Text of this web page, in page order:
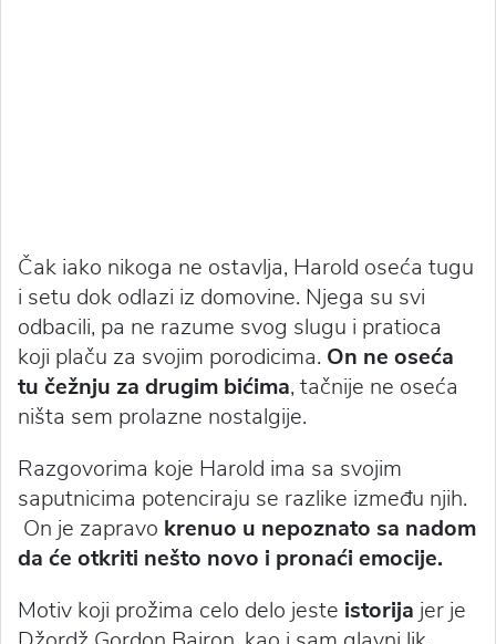
Čak iako nikoga ne ostavlja, Harold oseća tugu
i setu dok odlazi iz domovine. Njega su svi
odbacili, pa ne razume svog slugu i pratioca
koji plaču za svojim porodicima. On ne oseća
tu čežnju za drugim bićima, tačnije ne oseća
ništa sem prolazne nostalgije.
Razgovorima koje Harold ima sa svojim
saputnicima potenciraju se razlike između njih.
On je zapravo krenuo u nepoznato sa nadom
da će otkriti nešto novo i pronaći emocije.
Motiv koji prožima celo delo jeste istorija jer je